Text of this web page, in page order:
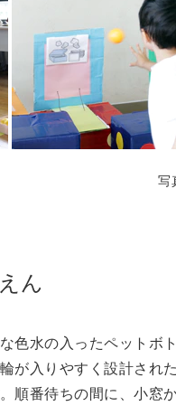
写
ん
色水の入ったペットボ
が入りやすく設計され
順番待ちの間に、小窓